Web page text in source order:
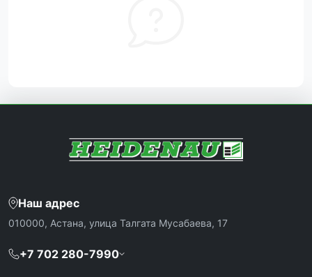
Наш адрес
010000, Астана, улица Талгата Мусабаева, 17
+7 702 280-7990